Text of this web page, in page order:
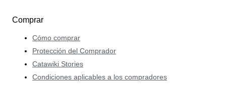
Comprar
Cómo comprar
Protección del Comprador
Catawiki Stories
Condiciones aplicables a los compradores